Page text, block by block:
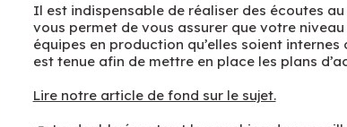
Il est indispensable de réaliser des écoutes
vous permet de vous assurer que votre
équipes en production qu’elles soient
est tenue afin de mettre en place les plans
Lire notre article de fond sur le sujet.